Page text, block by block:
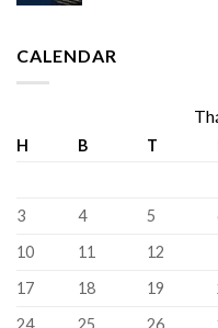
CALENDAR
H B T
3
4 5
10
11 12
17
18 19
24
25 26